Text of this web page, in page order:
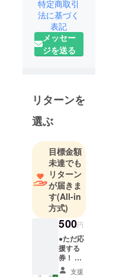
特定商取引
法に基づく
表記
メッセー
ジを送る
リターンを
選ぶ
目標金額
未達でも
リターン
が届きま
す(All-in
方式)
500円
●ただ応
援する
券！ ※
会場に
支援